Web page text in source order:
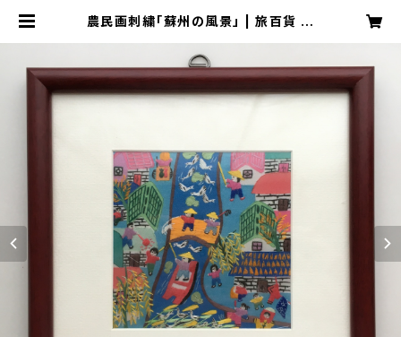
農民画刺繍「蘇州の風景」 | 旅百貨 寿